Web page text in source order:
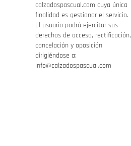
calzadospascual.com cuya única
finalidad es gestionar el servicio.
El usuario podrá ejercitar sus
derechos de acceso, rectificación,
cancelación y oposición
dirigiéndose a:
info@calzadospascual.com